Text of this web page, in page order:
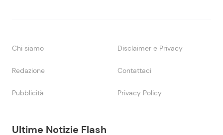
Ultime Notizie Flash
Chi siamo Disclaimer e Privacy
Redazione Contattaci
Pubblicità Privacy Policy